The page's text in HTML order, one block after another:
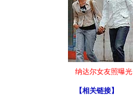
纳达尔女友照曝光
【相关链接】